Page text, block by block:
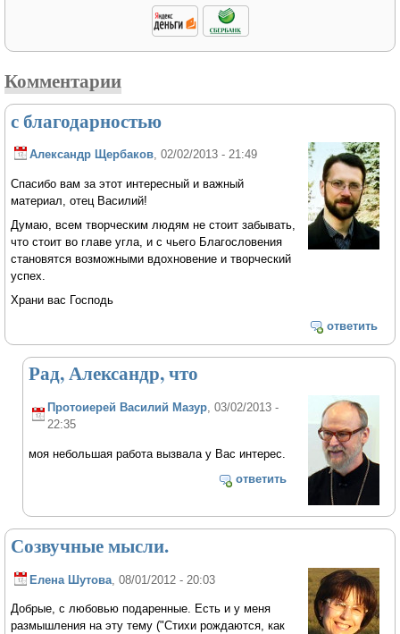
Комментарии
с благодарностью
Александр Щербаков, 02/02/2013 - 21:49
Спасибо вам за этот интересный и важный
материал, отец Василий!
Думаю, всем творческим людям не стоит забывать,
что стоит во главе угла, и с чьего Благословения
становятся возможными вдохновение и творческий
успех.
Храни вас Господь
ответить
Рад, Александр, что
Протоиерей Василий Мазур , 03/02/2013 -
22:35
моя небольшая работа вызвала у Вас интерес.
ответить
Созвучные мысли.
Елена Шутова , 08/01/2012 - 20:03
Добрые, с любовью подаренные. Есть и у меня
размышления на эту тему ("Стихи рождаются, как